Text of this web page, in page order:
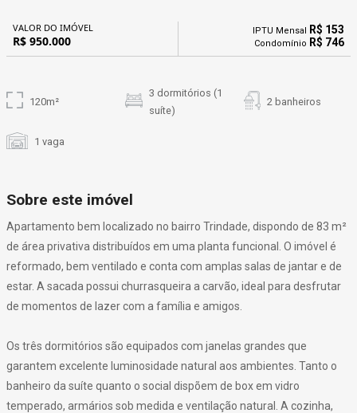
VALOR DO IMÓVEL
R$ 950.000
IPTU Mensal R$ 153
Condomínio R$ 746
120m²
3 dormitórios (1
suíte)
2 banheiros
1 vaga
Sobre este imóvel
Apartamento bem localizado no bairro Trindade, dispondo de 83 m²
de área privativa distribuídos em uma planta funcional. O imóvel é
reformado, bem ventilado e conta com amplas salas de jantar e de
estar. A sacada possui churrasqueira a carvão, ideal para desfrutar
de momentos de lazer com a família e amigos.
Os três dormitórios são equipados com janelas grandes que
garantem excelente luminosidade natural aos ambientes. Tanto o
banheiro da suíte quanto o social dispõem de box em vidro
temperado, armários sob medida e ventilação natural. A cozinha,